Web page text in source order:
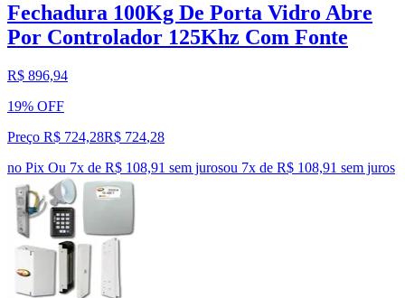
Fechadura 100Kg De Porta Vidro Abre
Por Controlador 125Khz Com Fonte
R$ 896,94
19% OFF
Preço R$ 724,28R$ 724,28
no Pix Ou 7x de R$ 108,91 sem jurosou 7x de R$ 108,91 sem juros